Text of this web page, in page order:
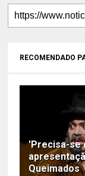
RECOMENDADO
'Precisa-se
Queimados